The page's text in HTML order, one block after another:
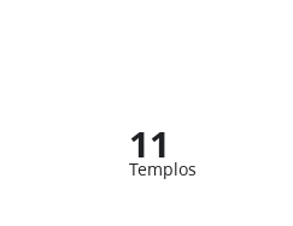
11
Templos